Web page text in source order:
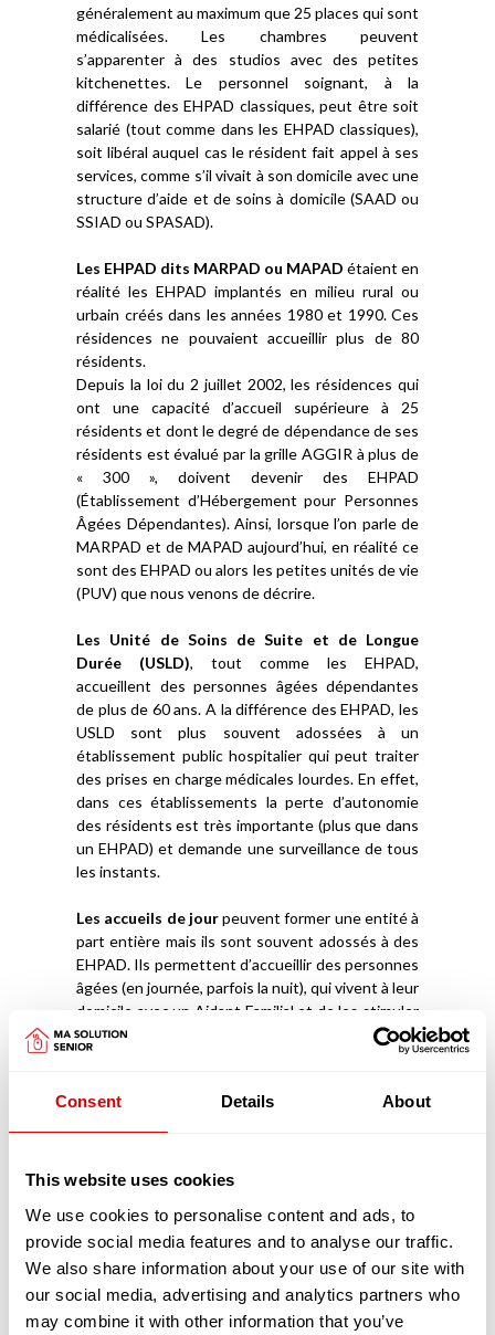
Consent Details About
This website uses cookies
We use cookies to personalise content and ads, to
provide social media features and to analyse our traffic.
We also share information about your use of our site with
our social media, advertising and analytics partners who
may combine it with other information that you’ve
généralement au maximum que 25 places qui sont
médicalisées. Les chambres peuvent
s’apparenter à des studios avec des petites
kitchenettes. Le personnel soignant, à la
différence des EHPAD classiques, peut être soit
salarié (tout comme dans les EHPAD classiques),
soit libéral auquel cas le résident fait appel à ses
services, comme s’il vivait à son domicile avec une
structure d’aide et de soins à domicile (SAAD ou
SSIAD ou SPASAD).
Les EHPAD dits MARPAD ou MAPAD étaient en
réalité les EHPAD implantés en milieu rural ou
urbain créés dans les années 1980 et 1990. Ces
résidences ne pouvaient accueillir plus de 80
résidents.
Depuis la loi du 2 juillet 2002, les résidences qui
ont une capacité d’accueil supérieure à 25
résidents et dont le degré de dépendance de ses
résidents est évalué par la grille AGGIR à plus de
« 300 », doivent devenir des EHPAD
(Établissement d’Hébergement pour Personnes
Âgées Dépendantes). Ainsi, lorsque l’on parle de
MARPAD et de MAPAD aujourd’hui, en réalité ce
sont des EHPAD ou alors les petites unités de vie
(PUV) que nous venons de décrire.
Les Unité de Soins de Suite et de Longue
Durée (USLD), tout comme les EHPAD,
accueillent des personnes âgées dépendantes
de plus de 60 ans. A la différence des EHPAD, les
USLD sont plus souvent adossées à un
établissement public hospitalier qui peut traiter
des prises en charge médicales lourdes. En effet,
dans ces établissements la perte d’autonomie
des résidents est très importante (plus que dans
un EHPAD) et demande une surveillance de tous
les instants.
Les accueils de jourpeuvent former une entité à
part entière mais ils sont souvent adossés à des
EHPAD. Ils permettent d’accueillir des personnes
âgées (en journée, parfois la nuit), qui vivent à leur
domicile avec un Aidant Familial et de les stimuler
afin qu’elles puissent rester davantage chez elles.
Ces structures ont aussi l’avantage de donner à
forces et d’être mieux armé et accompagné pour
Découvrezcomment intégrer un EHPAD
Les pathologies liées au vieillissement prises
en charge dans les EHPAD
Les pathologies liées au vieillissement sont
nombreuses. Elles sont dues à l’augmentation de
l’espérance de vie mais aussi à nos modes de vie